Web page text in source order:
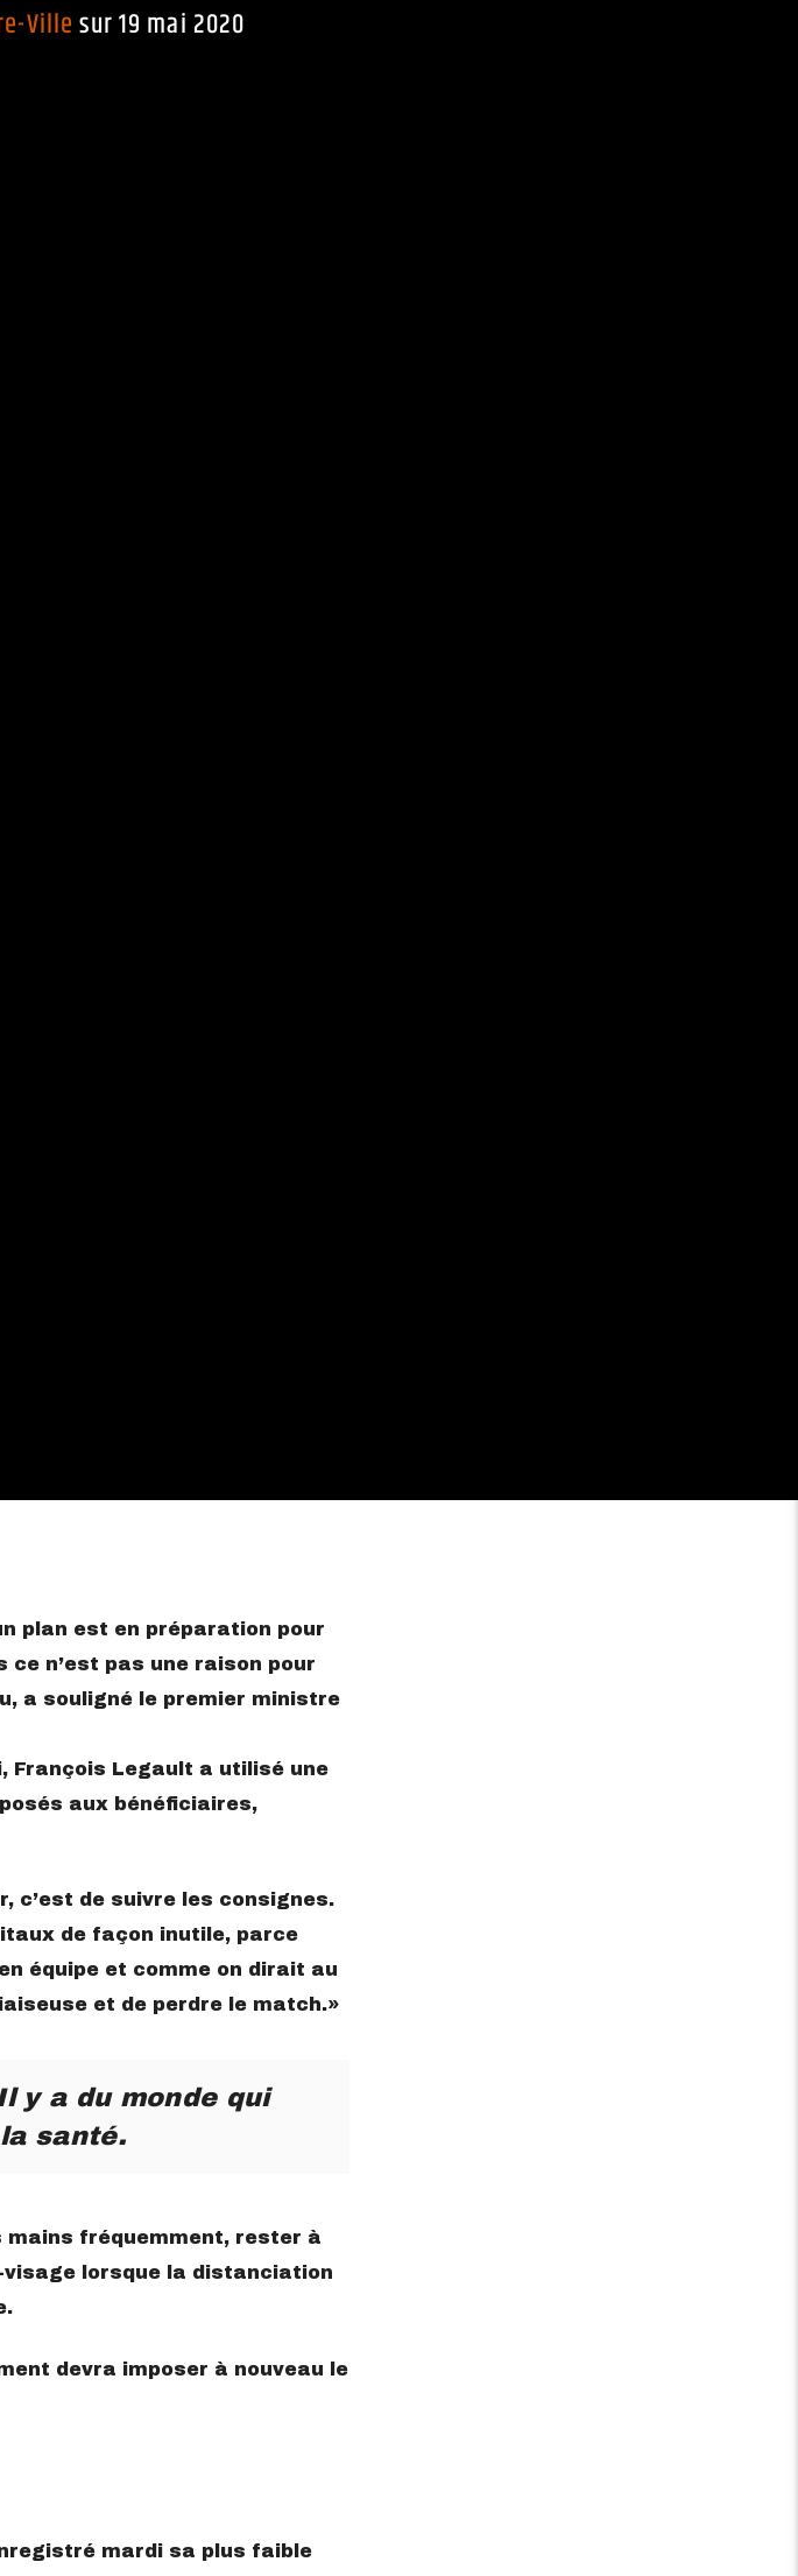
Ville sur 19 mai 2020
plan est en préparation pour
n’est pas une raison pour
a souligné le premier ministre
François Legault a utilisé une
aux bénéficiaires,
c’est de suivre les consignes.
de façon inutile, parce
équipe et comme on dirait au
et de perdre le match.
y a du monde qui
santé.
mains fréquemment, rester à
lorsque la distanciation
devra imposer à nouveau le
mardi sa plus faible